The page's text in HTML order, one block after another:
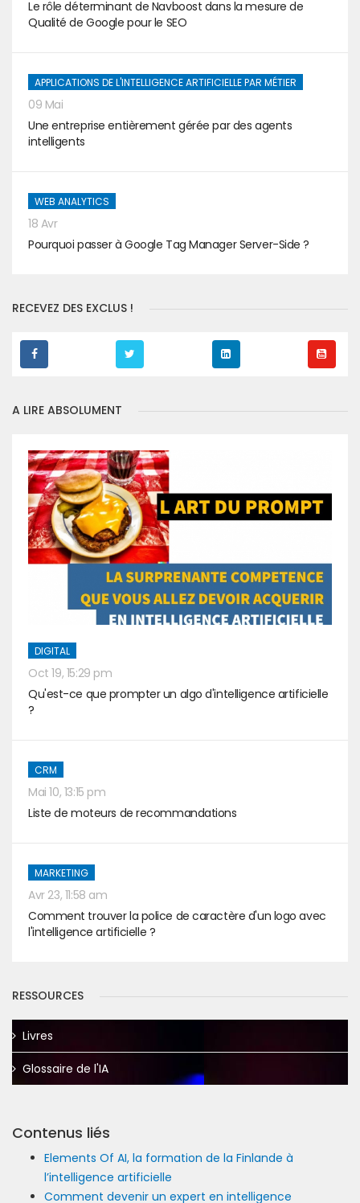
Le rôle déterminant de Navboost dans la mesure de
Qualité de Google pour le SEO
APPLICATIONS DE L'INTELLIGENCE ARTIFICIELLE PAR MÉTIER
09 Mai
Une entreprise entièrement gérée par des agents
intelligents
WEB ANALYTICS
18 Avr
Pourquoi passer à Google Tag Manager Server-Side ?
RECEVEZ DES EXCLUS !
A LIRE ABSOLUMENT
DIGITAL
Oct 19, 15:29 pm
Qu'est-ce que prompter un algo d'intelligence artificielle
?
CRM
Mai 10, 13:15 pm
Liste de moteurs de recommandations
MARKETING
Avr 23, 11:58 am
Comment trouver la police de caractère d'un logo avec
l'intelligence artificielle ?
RESSOURCES
Livres
Glossaire de l'IA
Contenus liés
Elements Of AI, la formation de la Finlande à
l’intelligence artificielle
Comment devenir un expert en intelligence